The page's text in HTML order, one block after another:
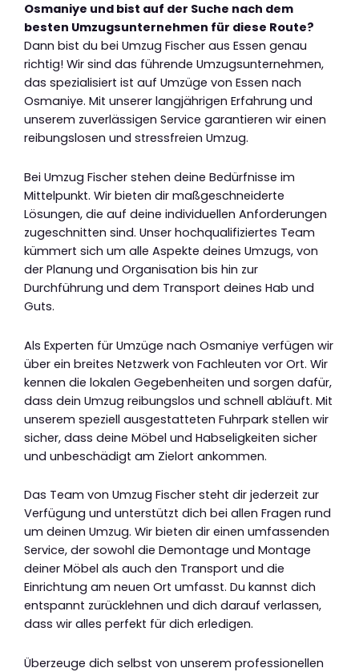
Osmaniye und bist auf der Suche nach dem
besten Umzugsunternehmen für diese Route?
Dann bist du bei Umzug Fischer aus Essen genau
richtig! Wir sind das führende Umzugsunternehmen,
das spezialisiert ist auf Umzüge von Essen nach
Osmaniye. Mit unserer langjährigen Erfahrung und
unserem zuverlässigen Service garantieren wir einen
reibungslosen und stressfreien Umzug.
Bei Umzug Fischer stehen deine Bedürfnisse im
Mittelpunkt. Wir bieten dir maßgeschneiderte
Lösungen, die auf deine individuellen Anforderungen
zugeschnitten sind. Unser hochqualifiziertes Team
kümmert sich um alle Aspekte deines Umzugs, von
der Planung und Organisation bis hin zur
Durchführung und dem Transport deines Hab und
Guts.
Als Experten für Umzüge nach Osmaniye verfügen wir
über ein breites Netzwerk von Fachleuten vor Ort. Wir
kennen die lokalen Gegebenheiten und sorgen dafür,
dass dein Umzug reibungslos und schnell abläuft. Mit
unserem speziell ausgestatteten Fuhrpark stellen wir
sicher, dass deine Möbel und Habseligkeiten sicher
und unbeschädigt am Zielort ankommen.
Das Team von Umzug Fischer steht dir jederzeit zur
Verfügung und unterstützt dich bei allen Fragen rund
um deinen Umzug. Wir bieten dir einen umfassenden
Service, der sowohl die Demontage und Montage
deiner Möbel als auch den Transport und die
Einrichtung am neuen Ort umfasst. Du kannst dich
entspannt zurücklehnen und dich darauf verlassen,
dass wir alles perfekt für dich erledigen.
Überzeuge dich selbst von unserem professionellen